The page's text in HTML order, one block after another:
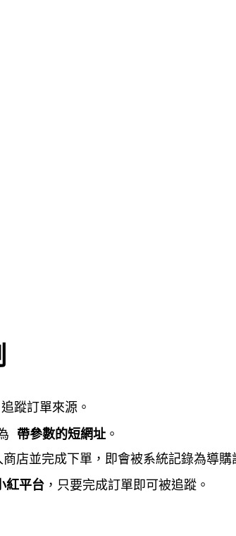
追蹤訂單來源。
帶參數的短網址 。
店並完成下單，即會被系統記錄為導購
紅平台 ，只要完成訂單即可被追蹤。